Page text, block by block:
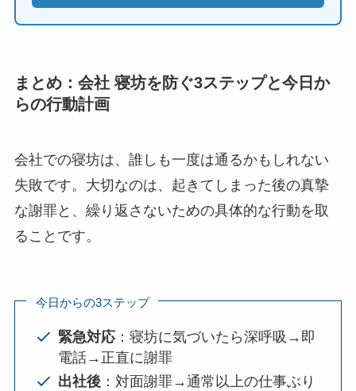
まとめ：会社 寝坊を防ぐ3ステップと今日か
らの行動計画
会社での寝坊は、誰しも一度は通るかもしれない
失敗です。大切なのは、起きてしまった後の真摯
な謝罪と、繰り返さないための具体的な行動を取
ることです。
今日からの3ステップ
緊急対応：寝坊に気づいたら深呼吸→即
電話→正直に謝罪
出社後：対面謝罪→通常以上の仕事ぶり